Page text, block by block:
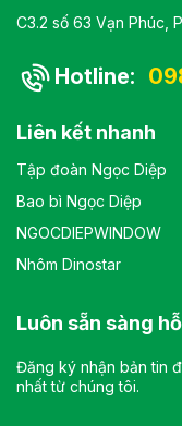
C3.2 số 63 Vạn Phúc,
Hotline:
Liên kết nhanh
Tập đoàn Ngọc Diệp
Bao bì Ngọc Diệp
NGOCDIEPWINDOW
Nhôm Dinostar
Luôn sẵn sàng
Đăng ký nhận bản tin
nhất từ chúng tôi.